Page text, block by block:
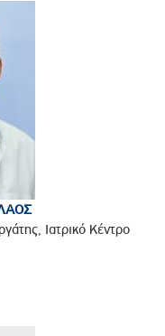
Ιατρικό Κέντρο